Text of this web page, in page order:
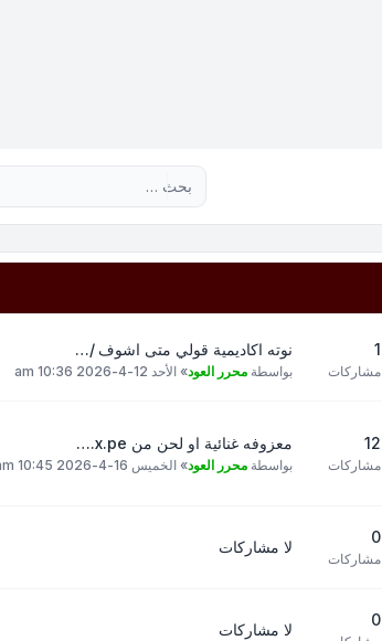
1
مشاركات
نوته اكاديمية قولي متى اشوف /…
بواسطة محرر العود» الأحد 12-4-2026 10:36 am
12
مشاركات
معزوفه غنائية او لحن من x.pe.…
بواسطة محرر العود» الخميس 16-4-2026 10:45 am
0
مشاركات
لا مشاركات
0
لا مشاركات